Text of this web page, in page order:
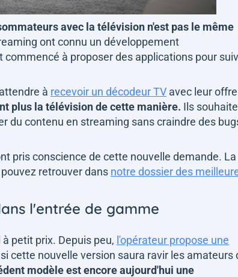
avec la télévision n'est pas le même
ont connu un développement
à proposer des applications pour
à recevoir un décodeur TV avec leur offre
plus la télévision de cette manière. Ils
du contenu en streaming sans craindre des
pris conscience de cette nouvelle demande. La
retrouver dans notre dossier des
l'entrée de gamme
petit prix. Depuis peu, l'opérateur propose une
cette nouvelle version saura ravir les amateurs
modèle est encore aujourd'hui une